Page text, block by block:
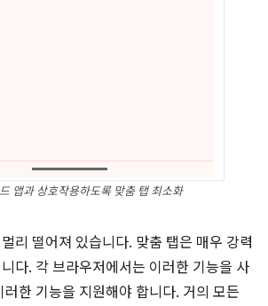
앱과 상호작용하도록 맞춤 탭 최소화
리 떨어져 있습니다. 맞춤 탭은 매우 강력
다. 각 브라우저에서는 이러한 기능을 사
한 기능을 지원해야 합니다. 거의 모든